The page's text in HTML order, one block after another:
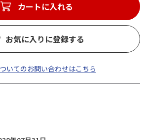
カートに入れる
お気に入りに登録する
いてのお問い合わせはこちら